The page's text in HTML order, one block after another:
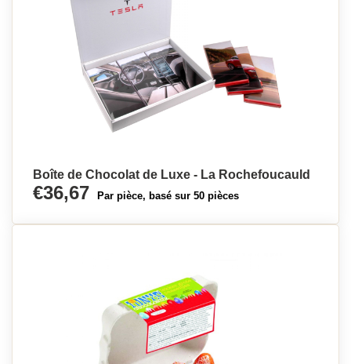
Boîte de Chocolat de Luxe - La Rochefoucauld
€36,67 Par pièce, basé sur 50 pièces